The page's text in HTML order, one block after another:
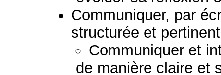
Communiquer, par
structurée et
Communiquer et
de manière claire et